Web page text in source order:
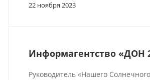
22 ноября 2023
Информагентство «ДОН
Руководитель «Нашего